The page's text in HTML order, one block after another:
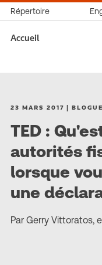
Répertoire
Accueil
23 MARS 2017 | BLOGUE
TED :
autorités
lorsque
une
Par Gerry Vittoratos,